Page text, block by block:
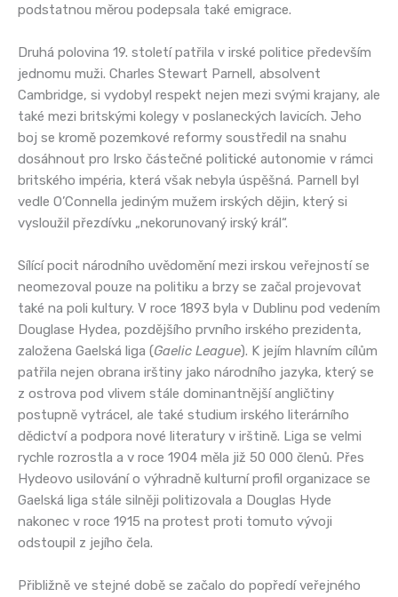
podstatnou měrou podepsala také emigrace.
Druhá polovina 19. století patřila v irské politice především
jednomu muži. Charles Stewart Parnell, absolvent
Cambridge, si vydobyl respekt nejen mezi svými krajany, ale
také mezi britskými kolegy v poslaneckých lavicích. Jeho
boj se kromě pozemkové reformy soustředil na snahu
dosáhnout pro Irsko částečné politické autonomie v rámci
britského impéria, která však nebyla úspěšná. Parnell byl
vedle O’Connella jediným mužem irských dějin, který si
vysloužil přezdívku „nekorunovaný irský král“.
Sílící pocit národního uvědomění mezi irskou veřejností se
neomezoval pouze na politiku a brzy se začal projevovat
také na poli kultury. V roce 1893 byla v Dublinu pod vedením
Douglase Hydea, pozdějšího prvního irského prezidenta,
založena Gaelská liga (Gaelic League). K jejím hlavním cílům
patřila nejen obrana irštiny jako národního jazyka, který se
z ostrova pod vlivem stále dominantnější angličtiny
postupně vytrácel, ale také studium irského literárního
dědictví a podpora nové literatury v irštině. Liga se velmi
rychle rozrostla a v roce 1904 měla již 50 000 členů. Přes
Hydeovo usilování o výhradně kulturní profil organizace se
Gaelská liga stále silněji politizovala a Douglas Hyde
nakonec v roce 1915 na protest proti tomuto vývoji
odstoupil z jejího čela.
Přibližně ve stejné době se začalo do popředí veřejného